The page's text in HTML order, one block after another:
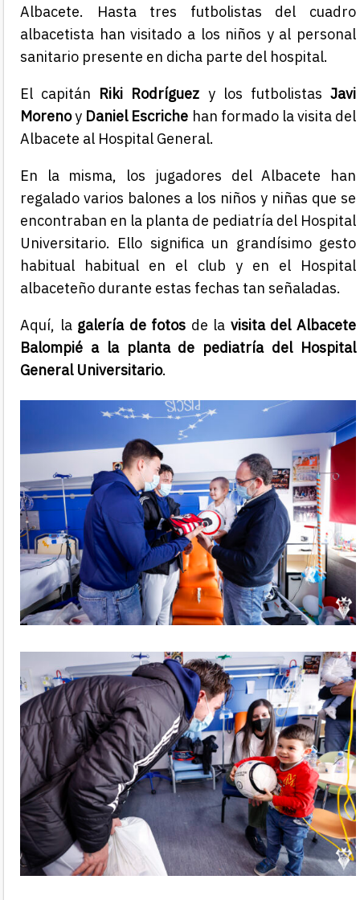
Albacete. Hasta tres futbolistas del cuadro
albacetista han visitado a los niños y al personal
sanitario presente en dicha parte del hospital.
El capitán Riki Rodríguez y los futbolistasJavi
Morenoy Daniel Escriche han formado la visita del
Albacete al Hospital General.
En la misma, los jugadores del Albacete han
regalado varios balones a los niños y niñas que se
encontraban en la planta de pediatría del Hospital
Universitario. Ello significa un grandísimo gesto
habitual habitual en el club y en el Hospital
albaceteño durante estas fechas tan señaladas.
Aquí, la galería de fotos de la visita del Albacete
Balompié a la planta de pediatría del Hospital
General Universitario.